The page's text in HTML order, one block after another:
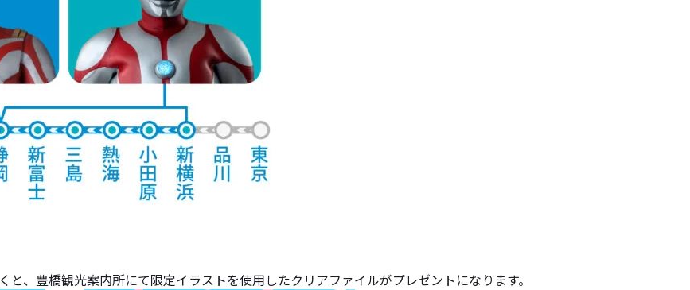
、豊橋観光案内所にて限定イラストを使用したクリアファイルがプレゼントになります。